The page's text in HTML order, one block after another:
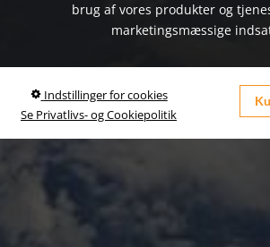
brug af vores produkter og
marketingsmæssige
Indstillinger for cookies
Se Privatlivs- og Cookiepolitik